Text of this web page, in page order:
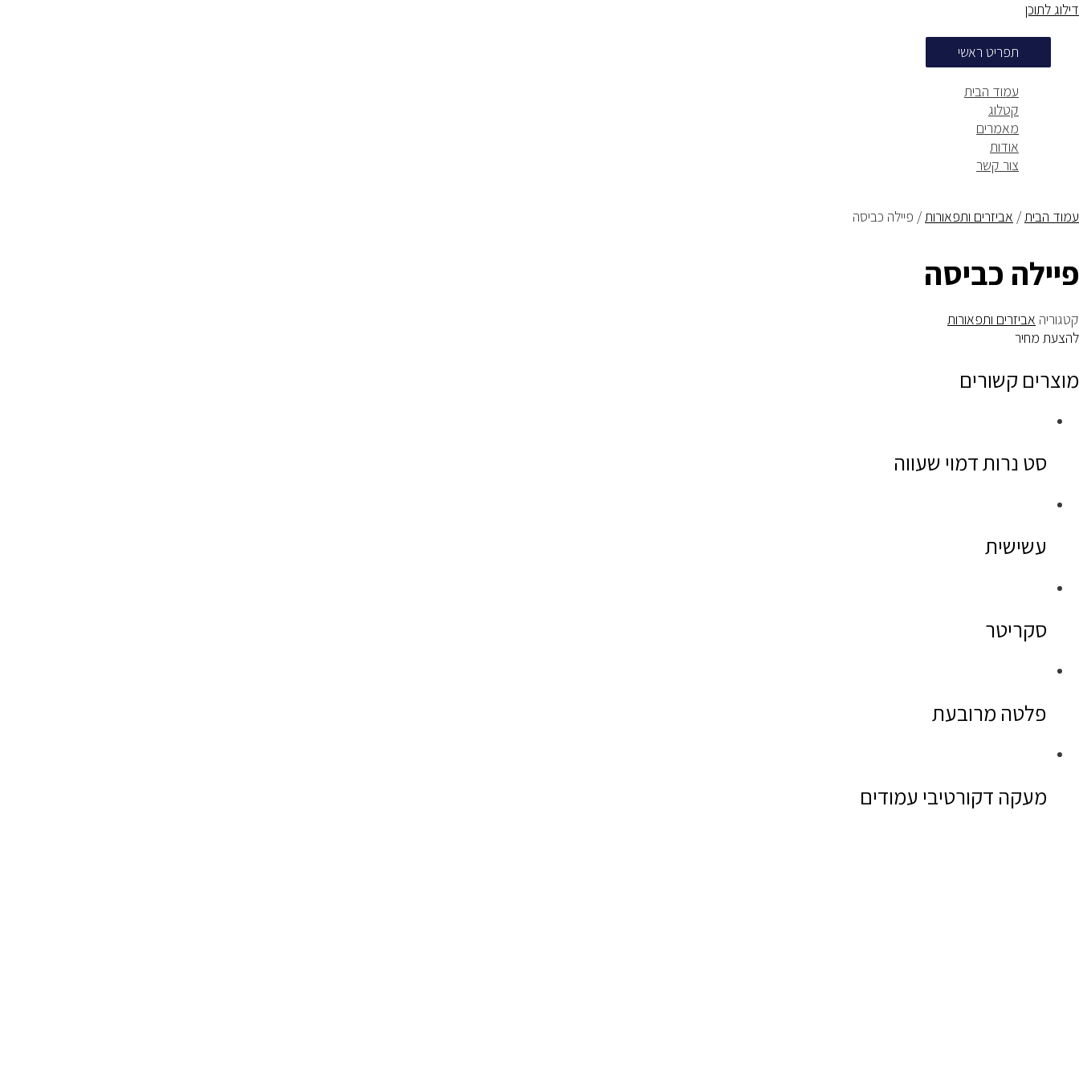
דילוג לתוכן
תפריט ראשי
עמוד הבית
קטלוג
מאמרים
אודות
צור קשר
עמוד הבית/ אביזרים ותפאורות/ פיילה כביסה
פיילה כביסה
קטגוריה אביזרים ותפאורות
להצעת מחיר
מוצרים קשורים
סט נרות דמוי שעווה
עשישית
סקריטר
פלטה מרובעת
מעקה דקורטיבי עמודים